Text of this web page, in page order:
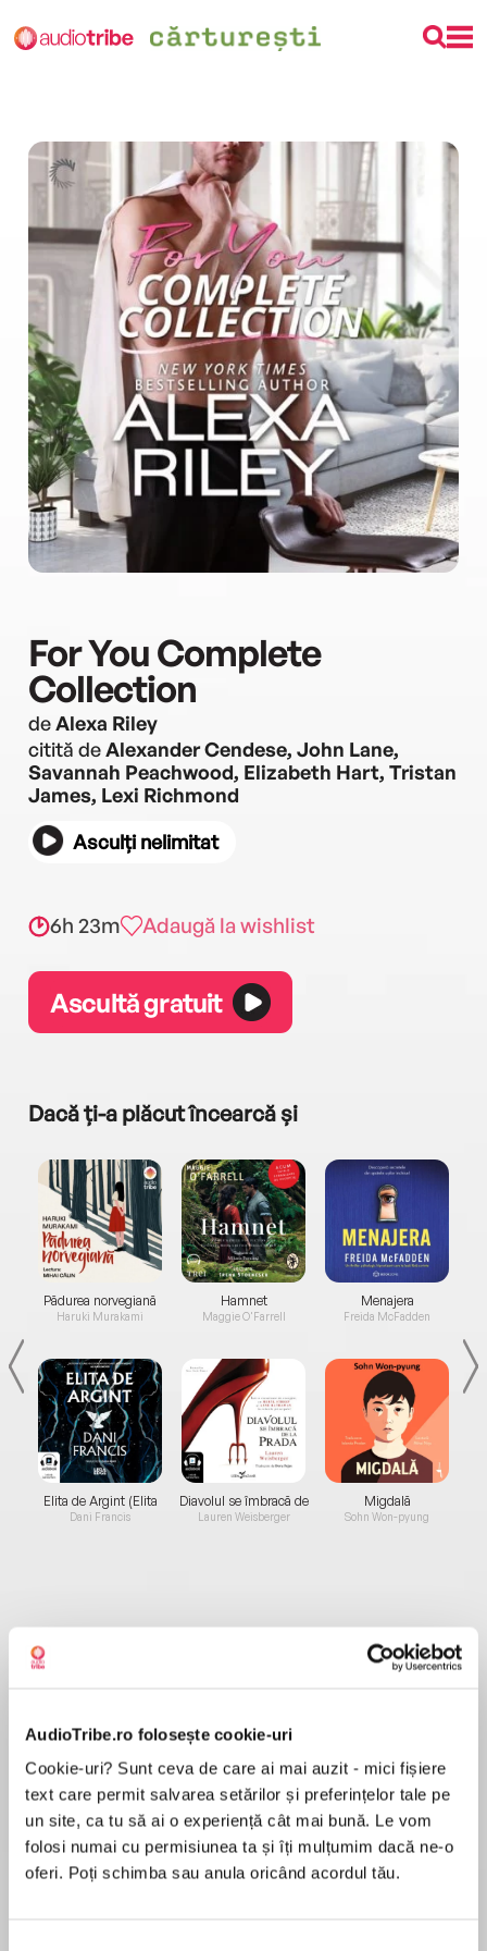
AudioTribe.ro folosește cookie-uri
Cookie-uri? Sunt ceva de care ai mai auzit - mici fișiere
text care permit salvarea setărilor și preferințelor tale pe
un site, ca tu să ai o experiență cât mai bună. Le vom
folosi numai cu permisiunea ta și îți mulțumim dacă ne-o
oferi. Poți schimba sau anula oricând acordul tău.
For You Complete
Collection
deAlexa Riley
citită deAlexander Cendese, John Lane,
Savannah Peachwood, Elizabeth Hart, Tristan
James, Lexi Richmond
Asculți nelimitat
6h 23m Adaugă la wishlist
Ascultă gratuit
Dacă ți-a plăcut încearcă și
Pădurea norvegiană
Haruki Murakami
Elita de Argint (Elita
de...
Dani Francis
Hamnet
Maggie O'Farrell
Diavolul se îmbracă de
la...
Lauren Weisberger
Menajera
Freida McFadden
Migdală
Sohn Won-pyung
Despre
Three novellas from New York Times and #1
just what happens when strong, possessive
men find the women of their dreams.
Stay Close
A former Russian mafia soldier is hired to
protect a friend’s daughter, but he knows he’ll
MAI MULT
În acest moment nu există recenzii
pentru această carte